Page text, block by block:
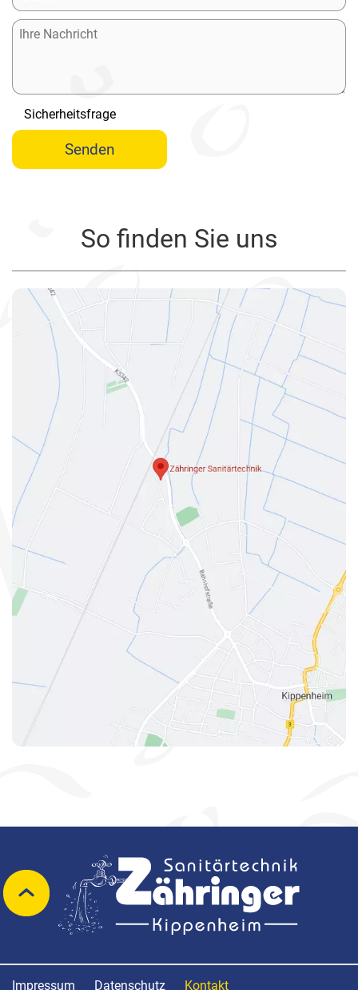
Sicherheitsfrage
Senden
So finden Sie uns
Impressum Datenschutz Kontakt